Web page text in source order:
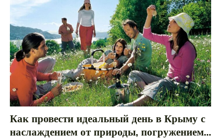
Как провести идеальный день в Крыму с
наслаждением от природы, погружением...